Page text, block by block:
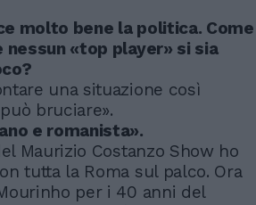
molto bene la politica. Come
«top player» si sia
una situazione così
bruciare».
e romanista».
Maurizio Costanzo Show ho
tutta la Roma sul palco. Ora
per i 40 anni del